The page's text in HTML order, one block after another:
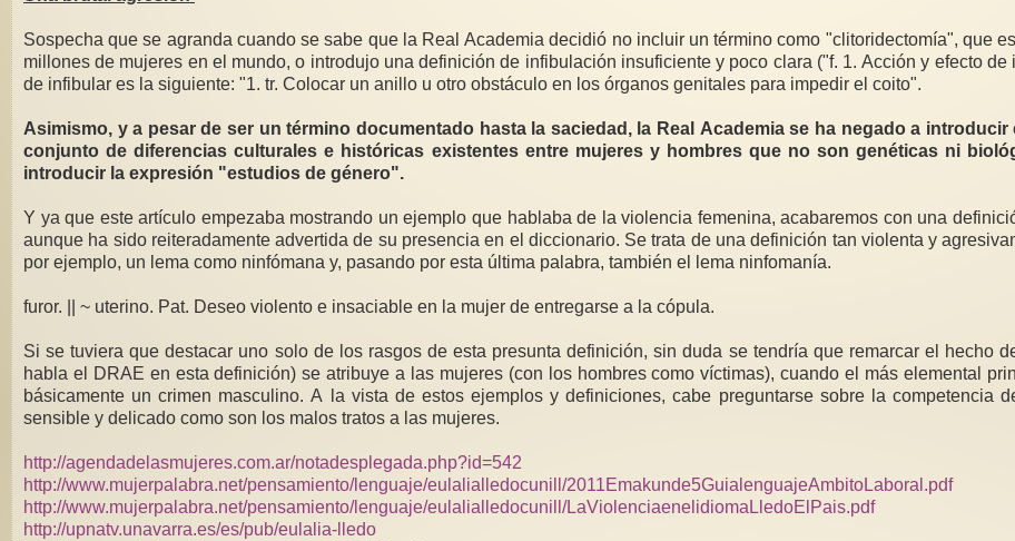
Sospecha que se agranda cuando se sabe que la Real Academia decidió no incluir un término como "clitoridectomía", que
millones de mujeres en el mundo, o introdujo una definición de infibulación insuficiente y poco clara ("f. 1. Acción y efecto
de infibular es la siguiente: "1. tr. Colocar un anillo u otro obstáculo en los órganos genitales para impedir el coito".
Asimismo, y a pesar de ser un término documentado hasta la saciedad, la Real Academia se ha negado a
conjunto de diferencias culturales e históricas existentes entre mujeres y hombres que no son genéticas ni
introducir la expresión "estudios de género".
Y ya que este artículo empezaba mostrando un ejemplo que hablaba de la violencia femenina, acabaremos con una
aunque ha sido reiteradamente advertida de su presencia en el diccionario. Se trata de una definición tan violenta y
por ejemplo, un lema como ninfómana y, pasando por esta última palabra, también el lema ninfomanía.
furor. || ~ uterino. Pat. Deseo violento e insaciable en la mujer de entregarse a la cópula.
Si se tuviera que destacar uno solo de los rasgos de esta presunta definición, sin duda se tendría que remarcar el hecho
habla el DRAE en esta definición) se atribuye a las mujeres (con los hombres como víctimas), cuando el más elemental
básicamente un crimen masculino. A la vista de estos ejemplos y definiciones, cabe preguntarse sobre la competencia
sensible y delicado como son los malos tratos a las mujeres.
http://agendadelasmujeres.com.ar/notadesplegada.php?id=542
http://www.mujerpalabra.net/pensamiento/lenguaje/eulalialledocunill/2011Emakunde5GuialenguajeAmbitoLaboral.pdf
http://www.mujerpalabra.net/pensamiento/lenguaje/eulalialledocunill/LaViolenciaenelidiomaLledoElPais.pdf
http://upnatv.unavarra.es/es/pub/eulalia-lledo